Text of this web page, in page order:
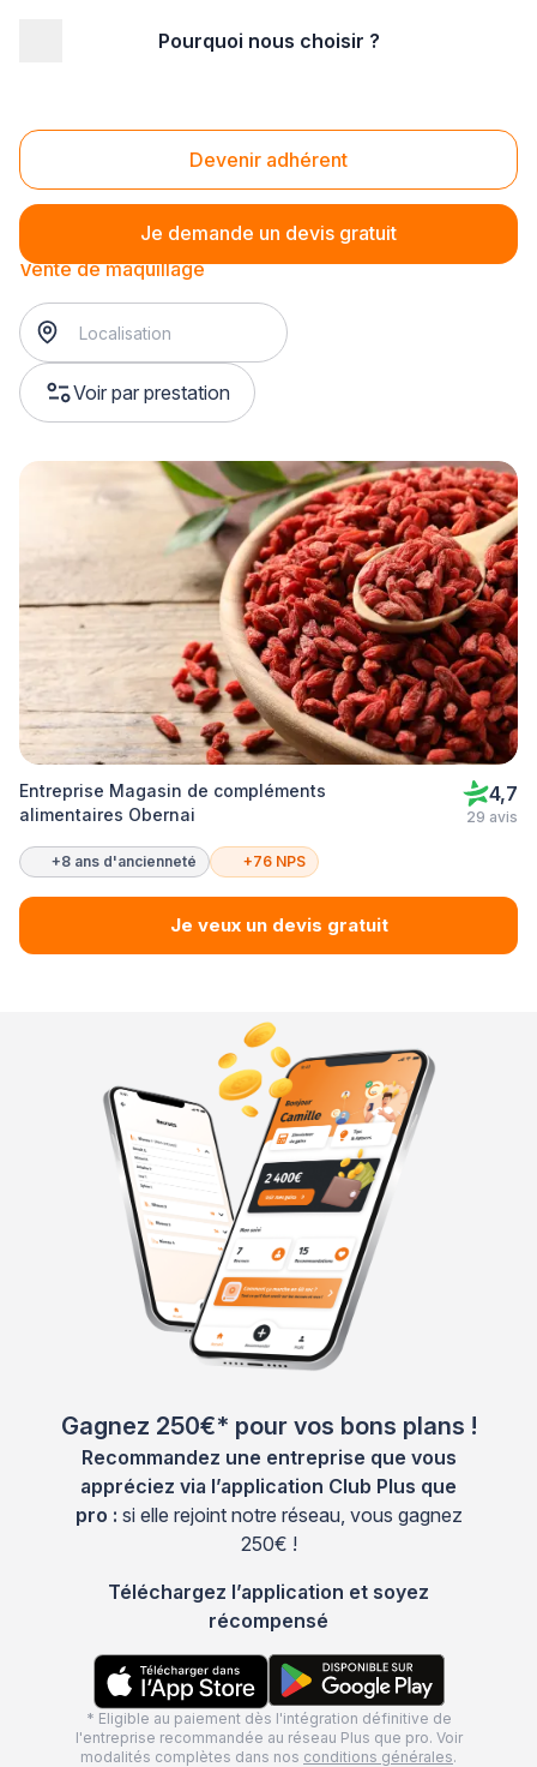
Pourquoi nous choisir ?
Devenir adhérent
Je demande un devis gratuit
Vente de maquillage
Vente de maquillage
Voir par prestation
Entreprise Magasin de compléments
alimentaires Obernai
4,7
29 avis
+8 ans d'ancienneté +76 NPS
Je veux un devis gratuit
Gagnez 250€* pour vos bons plans !
Recommandez une entreprise que vous
appréciez via l’application Club Plus que
pro : si elle rejoint notre réseau, vous gagnez
250€ !
Téléchargez l’application et soyez
récompensé
* Eligible au paiement dès l'intégration définitive de
l'entreprise recommandée au réseau Plus que pro. Voir
modalités complètes dans nos conditions générales.